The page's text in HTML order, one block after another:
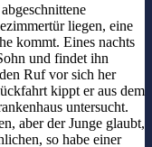
liegen, eine
kommt. Eines nachts
und findet ihn
Ruf vor sich her
kippt er aus dem
untersucht.
aber der Junge glaubt,
so habe einer